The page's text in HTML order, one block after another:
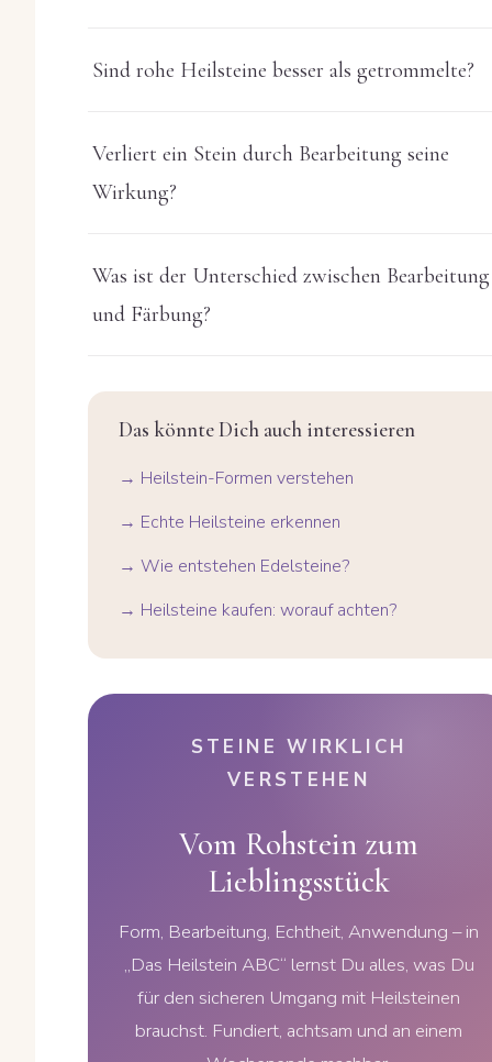
Sind rohe Heilsteine besser als getrommelte?
Verliert ein Stein durch Bearbeitung seine
Wirkung?
Was ist der Unterschied zwischen Bearbeitung
und Färbung?
Das könnte Dich auch interessieren
→ Heilstein-Formen verstehen
→ Echte Heilsteine erkennen
→ Wie entstehen Edelsteine?
→ Heilsteine kaufen: worauf achten?
STEINE WIRKLICH
VERSTEHEN
Vom Rohstein zum
Lieblingsstück
Form, Bearbeitung, Echtheit, Anwendung – in
„Das Heilstein ABC“ lernst Du alles, was Du
für den sicheren Umgang mit Heilsteinen
brauchst. Fundiert, achtsam und an einem